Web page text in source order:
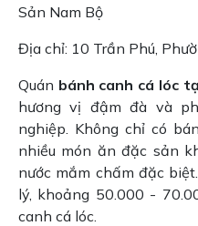
Sản Nam Bộ
Địa chỉ: 10 Trần Phú,
Quán bánh canh cá lóc
hương vị đậm đà và
nghiệp. Không chỉ có
nhiều món ăn đặc sản
nước mắm chấm đặc
lý, khoảng 50.000 -
canh cá lóc.